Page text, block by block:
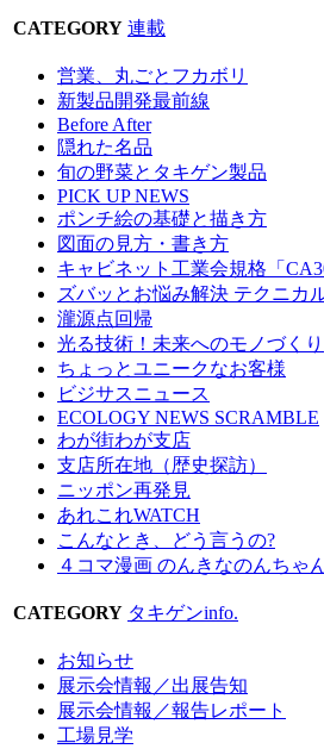
CATEGORY 連載
営業、丸ごとフカボリ
新製品開発最前線
Before After
隠れた名品
旬の野菜とタキゲン製品
PICK UP NEWS
ポンチ絵の基礎と描き方
図面の見方・書き方
キャビネット工業会規格「
ズバッとお悩み解決 テクニカ
瀧源点回帰
光る技術！未来へのモノづくり
ちょっとユニークなお客様
ビジサスニュース
ECOLOGY NEWS SCRAMBLE
わが街わが支店
支店所在地（歴史探訪）
ニッポン再発見
あれこれWATCH
こんなとき、どう言うの?
４コマ漫画 のんきなのんちゃ
CATEGORY タキゲンinfo.
お知らせ
展示会情報／出展告知
展示会情報／報告レポート
工場見学